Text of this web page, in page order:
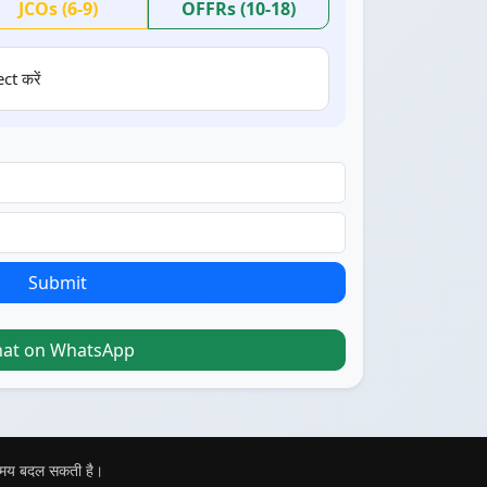
JCOs (6-9) OFFRs (10-18)
करें
Submit
on WhatsApp
बदल सकती है।